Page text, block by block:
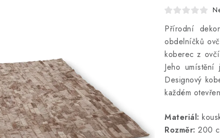
Přírodní
obdelníčků
koberec z
Jeho
Designový
každém
Materiál:
Rozměr: 200